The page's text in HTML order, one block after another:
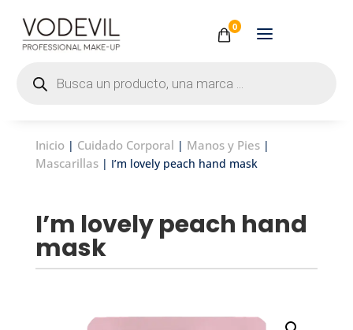
0
productos
Inicio| Cuidado Corporal | Manos y Pies|
Mascarillas| I’m lovely peach hand mask
I’m lovely peach hand
mask